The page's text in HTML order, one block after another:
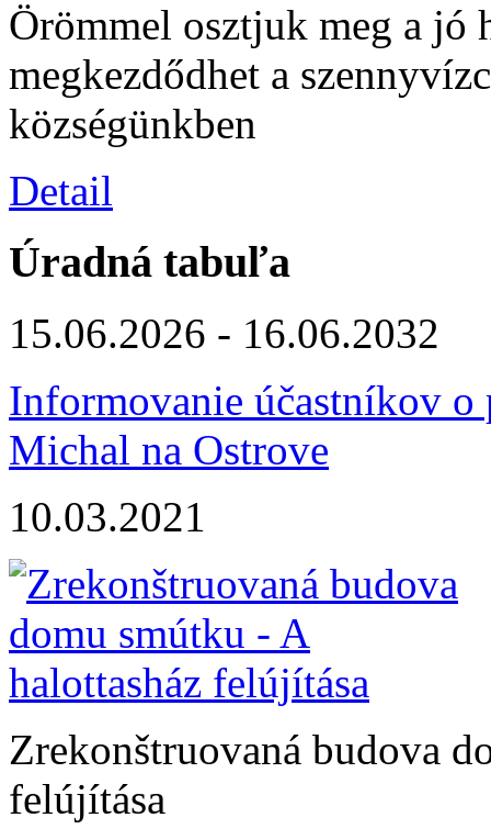
Örömmel osztjuk meg a jó
megkezdődhet a
községünkben
Detail
Úradná tabuľa
15.06.2026 - 16.06.2032
Informovanie účastníkov
Michal na Ostrove
10.03.2021
Zrekonštruovaná budova
felújítása